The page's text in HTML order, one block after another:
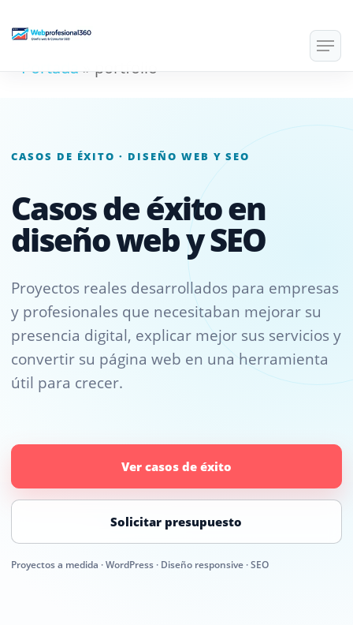
to
main
Menu
Portada » portfolio
CASOS DE ÉXITO · DISEÑO WEB Y SEO
Casos de éxito en
diseño web y SEO
Proyectos reales desarrollados para empresas
y profesionales que necesitaban mejorar su
presencia digital, explicar mejor sus servicios y
convertir su página web en una herramienta
útil para crecer.
Ver casos de éxito
Solicitar presupuesto
Proyectos a medida · WordPress · Diseño responsive · SEO